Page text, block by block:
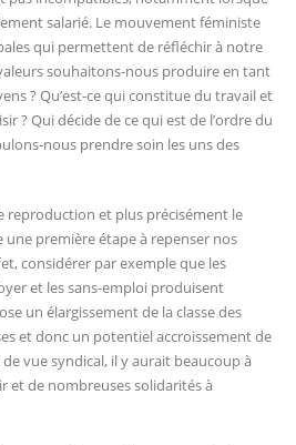
salarié. Le mouvement féministe
qui permettent de réfléchir à notre
souhaitons-nous produire en tant
? Qu’est-ce qui constitue du travail et
? Qui décide de ce qui est de l’ordre du
nous prendre soin les uns des
reproduction et plus précisément le
première étape à repenser nos
considérer par exemple que les
et les sans-emploi produisent
un élargissement de la classe des
et donc un potentiel accroissement de
de vue syndical, il y aurait beaucoup à
et de nombreuses solidarités à